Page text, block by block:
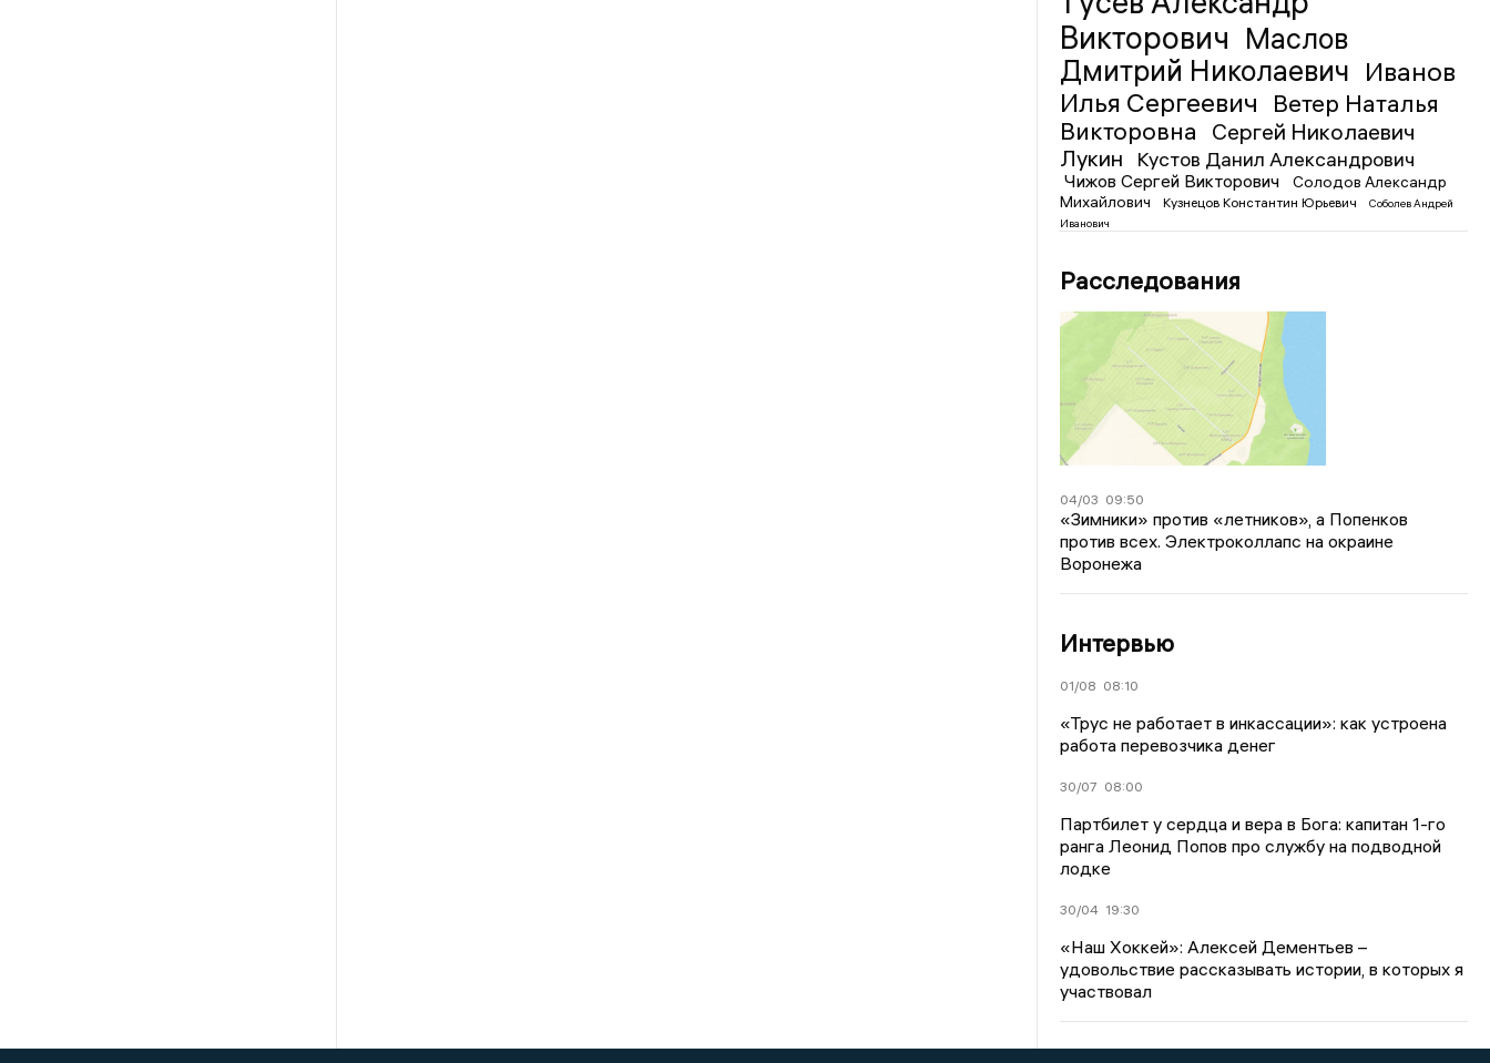
Викторович Маслов
Дмитрий Николаевич Иванов
Илья Сергеевич
Ветер Наталья
Викторовна
Сергей Николаевич
Лукин
Кустов Данил Александрович
Чижов Сергей Викторович
Солодов Александр
Михайлович
Кузнецов Константин Юрьевич
Соболев Андрей
Иванович
Расследования
04/03 09:50
«Зимники» против «летников», а Попенков
против всех. Электроколлапс на окраине
Воронежа
Интервью
01/08 08:10
«Трус не работает в инкассации»: как устроена
работа перевозчика денег
30/07 08:00
Партбилет у сердца и вера в Бога: капитан 1-го
ранга Леонид Попов про службу на подводной
лодке
30/04 19:30
«Наш Хоккей»: Алексей Дементьев –
удовольствие рассказывать истории, в которых я
участвовал